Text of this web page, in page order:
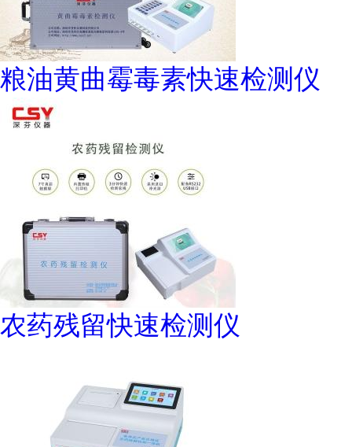
粮油黄曲霉毒素快速检测仪
农药残留快速检测仪